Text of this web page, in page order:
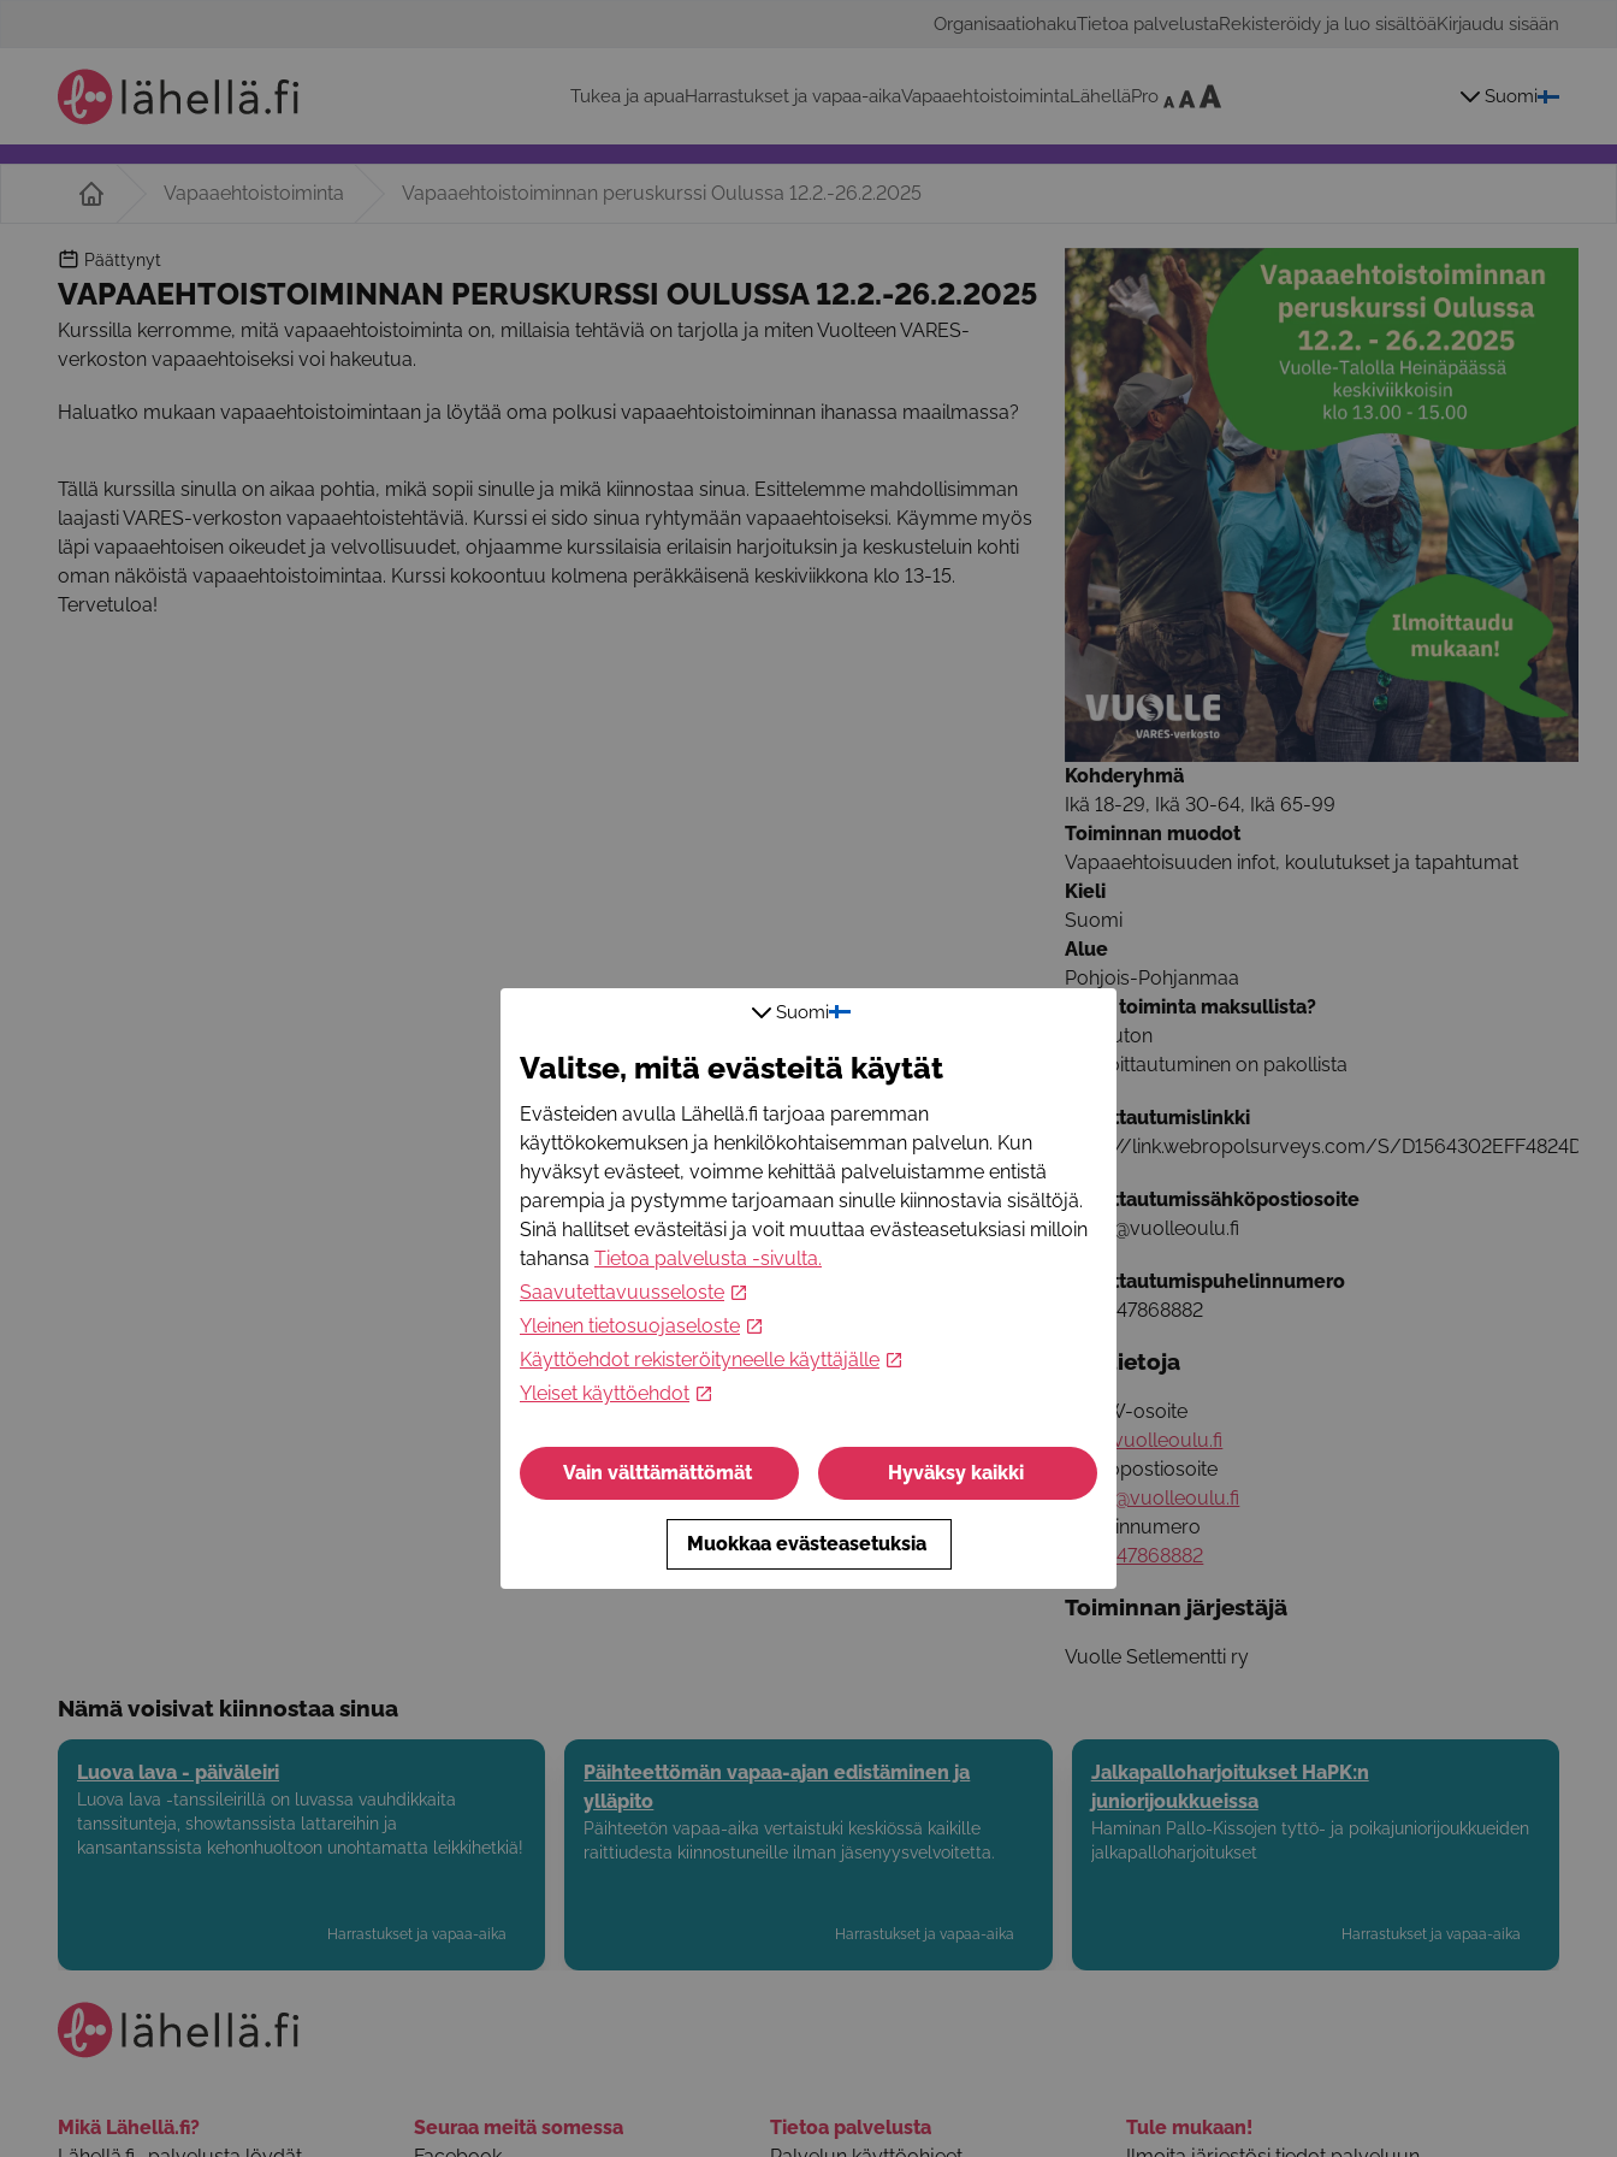
OrganisaatiohakuTietoa palvelustaRekisteröidy ja luo sisältöäKirjaudu sisään
Tukea ja apuaHarrastukset ja vapaa-aikaVapaaehtoistoimintaLähelläPro Suomi
Vapaaehtoistoiminta Vapaaehtoistoiminnan peruskurssi Oulussa 12.2.-26.2.2025
Päättynyt
VAPAAEHTOISTOIMINNAN PERUSKURSSI OULUSSA 12.2.-26.2.2025
Kurssilla kerromme, mitä vapaaehtoistoiminta on, millaisia tehtäviä on tarjolla ja miten Vuolteen VARES-
verkoston vapaaehtoiseksi voi hakeutua.
Haluatko mukaan vapaaehtoistoimintaan ja löytää oma polkusi vapaaehtoistoiminnan ihanassa maailmassa?
Tällä kurssilla sinulla on aikaa pohtia, mikä sopii sinulle ja mikä kiinnostaa sinua. Esittelemme mahdollisimman
laajasti VARES-verkoston vapaaehtoistehtäviä. Kurssi ei sido sinua ryhtymään vapaaehtoiseksi. Käymme myös
läpi vapaaehtoisen oikeudet ja velvollisuudet, ohjaamme kurssilaisia erilaisin harjoituksin ja keskusteluin kohti
oman näköistä vapaaehtoistoimintaa. Kurssi kokoontuu kolmena peräkkäisenä keskiviikkona klo 13-15.
Tervetuloa!
Kohderyhmä
Ikä 18-29, Ikä 30-64, Ikä 65-99
Toiminnan muodot
Vapaaehtoisuuden infot, koulutukset ja tapahtumat
Kieli
Suomi
Alue
Pohjois-Pohjanmaa
Onko toiminta maksullista?
Maksuton
Ilmoittautuminen on pakollista
Ilmoittautumislinkki
https://link.webropolsurveys.com/S/D1564302EFF4824D
Ilmoittautumissähköpostiosoite
vares@vuolleoulu.fi
Ilmoittautumispuhelinnumero
+358447868882
Lisätietoja
WWW-osoite
www.vuolleoulu.fi
Sähköpostiosoite
vares@vuolleoulu.fi
Puhelinnumero
+358447868882
Toiminnan järjestäjä
Vuolle Setlementti ry
Nämä voisivat kiinnostaa sinua
Luova lava - päiväleiri
Luova lava -tanssileirillä on luvassa vauhdikkaita
tanssitunteja, showtanssista lattareihin ja
kansantanssista kehonhuoltoon unohtamatta leikkihetkiä!
Harrastukset ja vapaa-aika
Päihteettömän vapaa-ajan edistäminen ja
ylläpito
Päihteetön vapaa-aika vertaistuki keskiössä kaikille
raittiudesta kiinnostuneille ilman jäsenyysvelvoitetta.
Harrastukset ja vapaa-aika
Jalkapalloharjoitukset HaPK:n
juniorijoukkueissa
Haminan Pallo-Kissojen tyttö- ja poikajuniorijoukkueiden
jalkapalloharjoitukset
Harrastukset ja vapaa-aika
Mikä Lähellä.fi?
Seuraa meitä somessa
Tietoa palvelusta
Tule mukaan!
Suomi
Valitse, mitä evästeitä käytät
Evästeiden avulla Lähellä.fi tarjoaa paremman
käyttökokemuksen ja henkilökohtaisemman palvelun. Kun
hyväksyt evästeet, voimme kehittää palveluistamme entistä
parempia ja pystymme tarjoamaan sinulle kiinnostavia sisältöjä.
Sinä hallitset evästeitäsi ja voit muuttaa evästeasetuksiasi milloin
tahansa Tietoa palvelusta -sivulta.
Saavutettavuusseloste
Yleinen tietosuojaseloste
Käyttöehdot rekisteröityneelle käyttäjälle
Yleiset käyttöehdot
Vain välttämättömät Hyväksy kaikki
Muokkaa evästeasetuksia